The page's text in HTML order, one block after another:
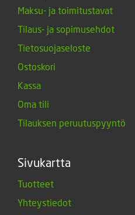
Maksu- ja toimitustavat
Tilaus- ja sopimusehdot
Tietosuojaseloste
Ostoskori
Kassa
Oma tili
Tilauksen peruutuspyyntö
Sivukartta
Tuotteet
Yhteystiedot